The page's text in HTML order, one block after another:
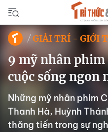
GIẢI TRÍ - GIỚI
9 mỹ nhân
cuộc sống ngon
Những mỹ nhân phim
Thanh Hà, Huỳnh
thăng tiến trong sự